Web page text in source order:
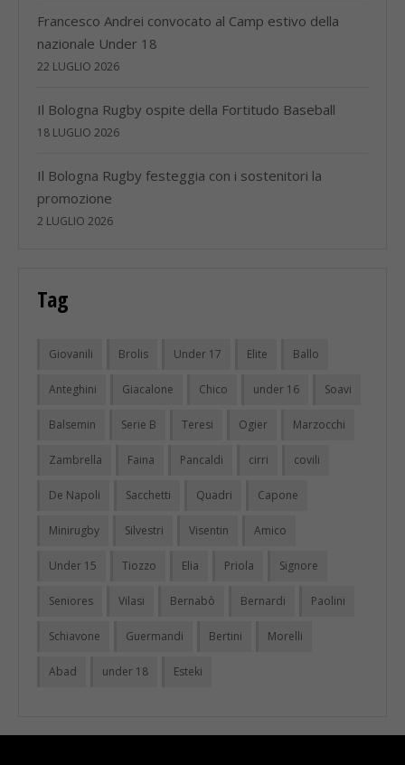
Francesco Andrei convocato al Camp estivo della
nazionale Under 18
22 LUGLIO 2026
Il Bologna Rugby ospite della Fortitudo Baseball
18 LUGLIO 2026
Il Bologna Rugby festeggia con i sostenitori la
promozione
2 LUGLIO 2026
Tag
Giovanili Brolis Under 17 Elite Ballo
Anteghini Giacalone Chico under 16 Soavi
Balsemin Serie B Teresi Ogier Marzocchi
Zambrella Faina Pancaldi cirri covili
De Napoli Sacchetti Quadri Capone
Minirugby Silvestri Visentin Amico
Under 15 Tiozzo Elia Priola Signore
Seniores Vilasi Bernabò Bernardi Paolini
Schiavone Guermandi Bertini Morelli
Abad under 18 Esteki